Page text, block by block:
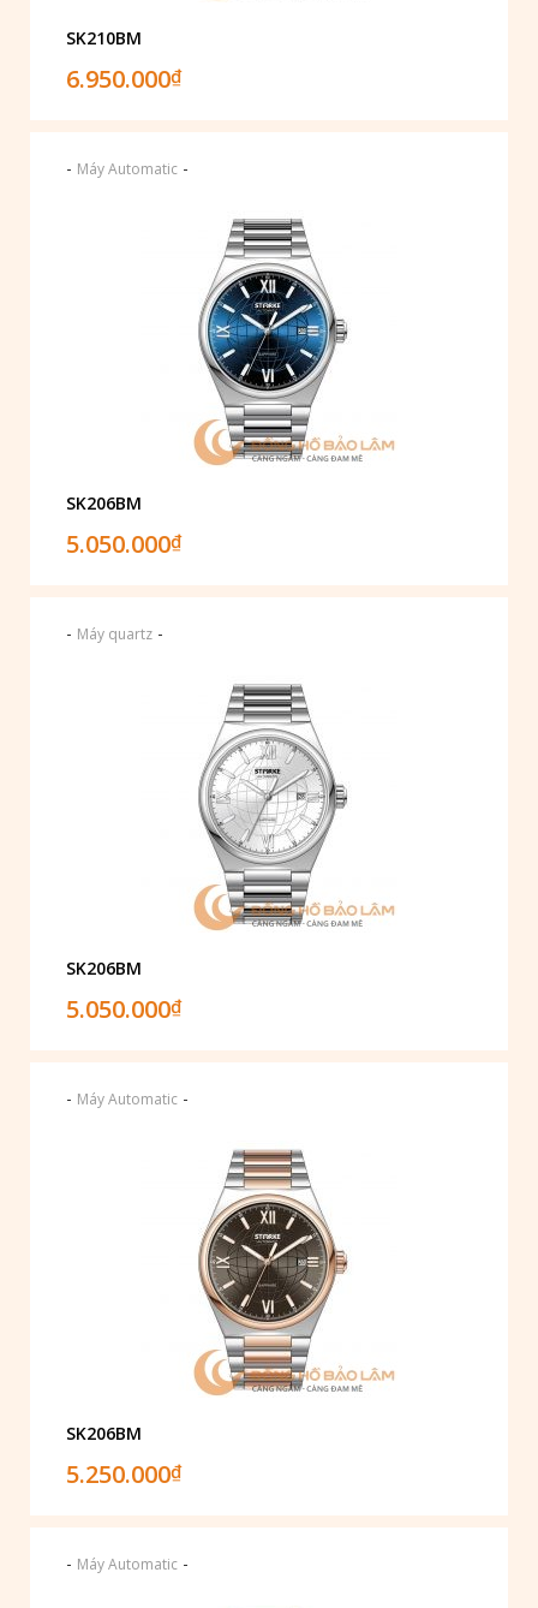
SK210BM
6.950.000₫
- Máy Automatic -
SK206BM
5.050.000₫
- Máy quartz -
SK206BM
5.050.000₫
- Máy Automatic -
SK206BM
5.250.000₫
- Máy Automatic -